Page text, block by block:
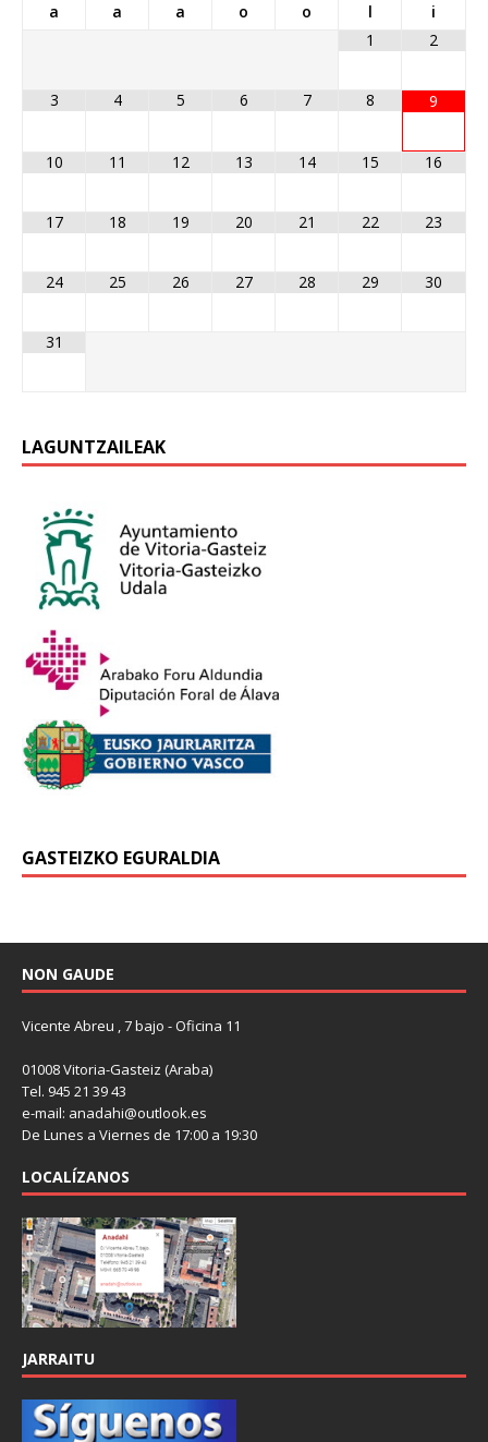
a a a o o l
i
1
2
3 4 5 6 7 8 9
10 11 12 13 14 15 16
17 18 19 20 21 22 23
24 25 26 27 28 29 30
31
LAGUNTZAILEAK
GASTEIZKO EGURALDIA
NON GAUDE
Vicente Abreu , 7 bajo - Oficina 11
01008 Vitoria-Gasteiz (Araba)
Tel. 945 21 39 43
e-mail: anadahi@outlook.es
De Lunes a Viernes de 17:00 a 19:30
LOCALÍZANOS
JARRAITU